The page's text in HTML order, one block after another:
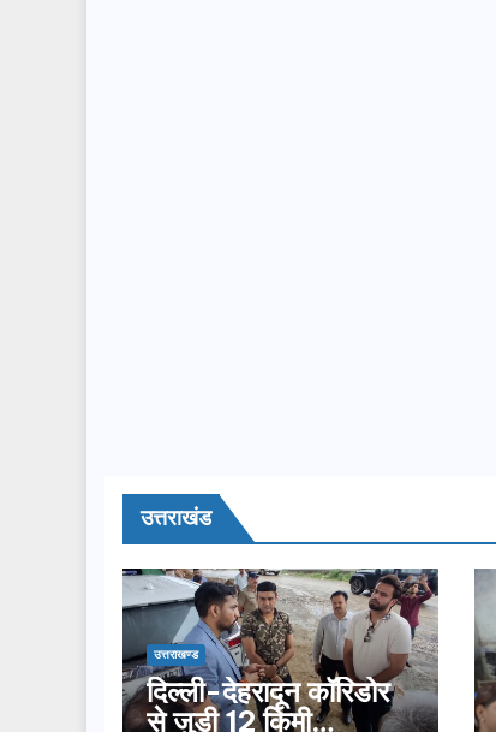
उत्तराखंड
उत्तराखण्ड
दिल्ली-देहरादून कॉरिडोर
से जुड़ी 12 किमी